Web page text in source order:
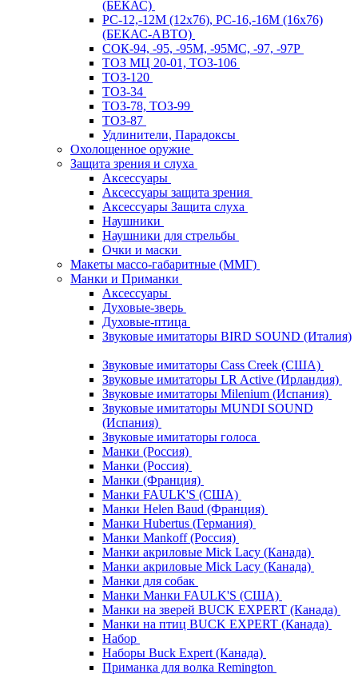
(БЕКАС)
РС-12,-12М (12х76), РС-16,-16М (16х76)
(БЕКАС-АВТО)
СОК-94, -95, -95М, -95МС, -97, -97Р
ТОЗ МЦ 20-01, ТОЗ-106
ТОЗ-120
ТОЗ-34
ТОЗ-78, ТОЗ-99
ТОЗ-87
Удлинители, Парадоксы
Охолощенное оружие
Защита зрения и слуха
Аксессуары
Аксессуары защита зрения
Аксессуары Защита слуха
Наушники
Наушники для стрельбы
Очки и маски
Макеты массо-габаритные (ММГ)
Манки и Приманки
Аксессуары
Духовые-зверь
Духовые-птица
Звуковые имитаторы BIRD SOUND (Италия)
Звуковые имитаторы Cass Creek (США)
Звуковые имитаторы LR Active (Ирландия)
Звуковые имитаторы Milenium (Испания)
Звуковые имитаторы MUNDI SOUND
(Испания)
Звуковые имитаторы голоса
Манки (Россия)
Манки (Россия)
Манки (Франция)
Манки FAULK'S (США)
Манки Helen Baud (Франция)
Манки Hubertus (Германия)
Манки Mankoff (Россия)
Манки акриловые Mick Lacy (Канада)
Манки акриловые Mick Lacy (Канада)
Манки для собак
Манки Манки FAULK'S (США)
Манки на зверей BUCK EXPERT (Канада)
Манки на птиц BUCK EXPERT (Канада)
Набор
Наборы Buck Expert (Канада)
Приманка для волка Remington